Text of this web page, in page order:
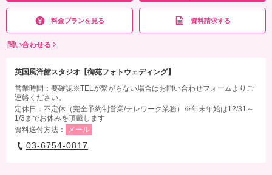
来店・オンライン を確認する
料金プランを見る 資料請求する
問い合わせる
英国風洋館スタジオ【御苑フォトウェディング】
営業時間：要確認※TELが繋がらない場合はお問い合わせフォームよりご
連絡ください。
定休日：不定休（完全予約制営業/テレワーク業務）※年末年始は12/31～
1/3までお休みを頂戴します
資料送付方法：
メール
03-6754-0817